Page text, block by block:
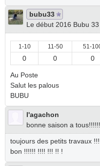
bubu33
Le début 2016 Bubu 33
1-10 11-50 51-
0 0 0
Au Poste
Salut les palous
BUBU
l'agachon
bonne saison a
toujours des petits travaux
bon !!!!!! !!!! !!! !! !